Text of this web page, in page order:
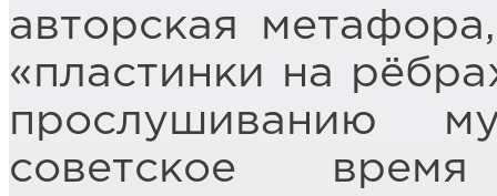
авторская
«пластинки на
прослушиванию
советское